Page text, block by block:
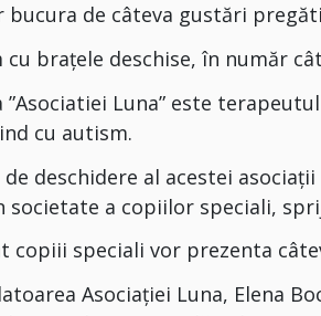
bucura de câteva gustări
cu brațele deschise, în număr
”Asociatiei Luna” este
cu autism.
deschidere al acestei
societate a copiilor speciali,
copiii speciali vor prezenta
Asociației Luna, Elena